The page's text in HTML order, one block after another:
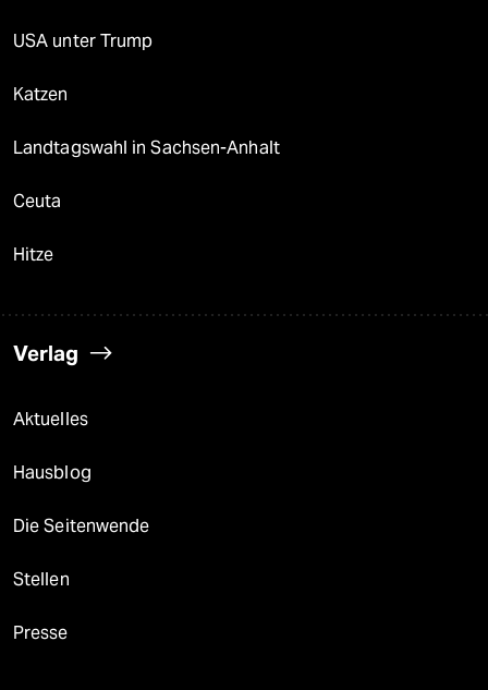
USA unter Trump
Katzen
Landtagswahl in Sachsen-Anhalt
Ceuta
Hitze
Verlag
Aktuelles
Hausblog
Die Seitenwende
Stellen
Presse